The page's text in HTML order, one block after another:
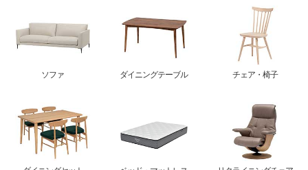
ソファ ダイニングテーブル チェア・椅子